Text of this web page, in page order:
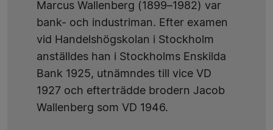
Marcus Wallenberg (1899–1982) var
bank- och industriman. Efter examen
vid Handelshögskolan i Stockholm
anställdes han i Stockholms Enskilda
Bank 1925, utnämndes till vice VD
1927 och efterträdde brodern Jacob
Wallenberg som VD 1946.